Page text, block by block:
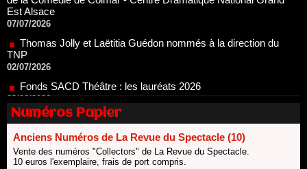
Thomas Jolly et Laëtitia Guédon nommés à la direction du
TNP
02/07/2026
Fonds SACD Théâtre : les lauréats 2026
23/06/2026
Dispositif ARTCENA Écrire pour le cirque, les lauréats 2026 !
Le palmarès des prix SACD 2026
18/06/2026
Les 10 lauréats du Fonds Grandes Formes Théâtre 2026
SACD
Numéros Papier
Anciens Numéros de La Revue du Spectacle (10)
Vente des numéros "Collectors" de La Revue du Spectacle.
10 euros l'exemplaire, frais de port compris.